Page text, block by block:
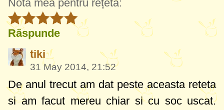
Nota mea pentru rețetă:
Răspunde
tiki
31 May 2014, 21:52
De anul trecut am dat peste aceasta reteta
si am facut mereu chiar si cu soc uscat.